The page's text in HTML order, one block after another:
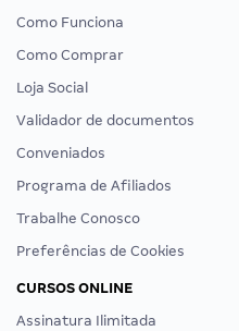
Como Funciona
Como Comprar
Loja Social
Validador de documentos
Conveniados
Programa de Afiliados
Trabalhe Conosco
Preferências de Cookies
CURSOS ONLINE
Assinatura Ilimitada